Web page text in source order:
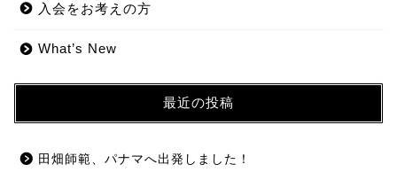
入会をお考えの方
What’s New
最近の投稿
田畑師範、パナマへ出発しました！